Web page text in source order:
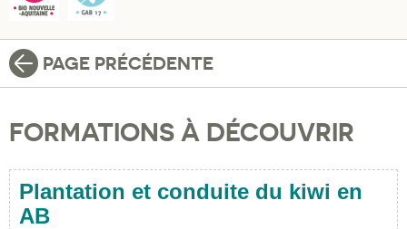
PAGE PRÉCÉDENTE
FORMATIONS À DÉCOUVRIR
Plantation et conduite du kiwi en
AB